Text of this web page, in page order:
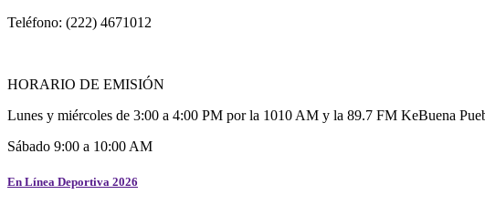
Teléfono: (222) 4671012
HORARIO DE EMISIÓN
Lunes y miércoles de 3:00 a 4:00 PM por la 1010 AM y la 89.7 FM KeBuena
Sábado 9:00 a 10:00 AM
En Línea Deportiva 2026